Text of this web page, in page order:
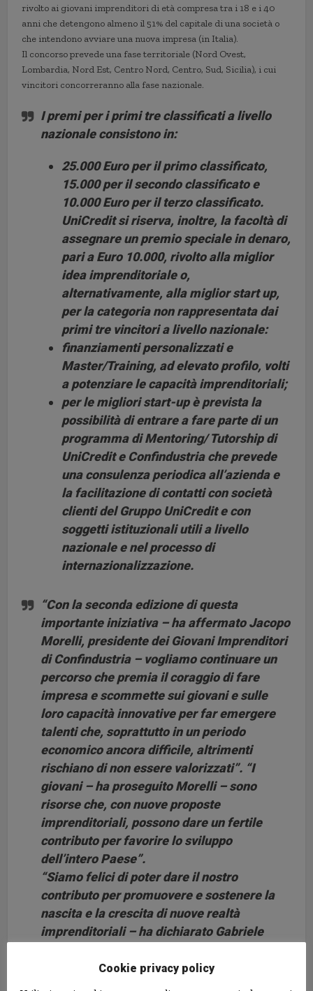
rivolto ai giovani imprenditori di età compresa tra i 18 e i 40
anni che detengono almeno il 51% del capitale di una società o
che intendono avviare una nuova impresa (in Italia).
Il concorso prevede una fase territoriale (Nord Ovest,
Lombardia, Nord Est, Centro Nord, Centro, Sud, Sicilia), i cui
vincitori concorreranno alla fase nazionale.
I premi per i primi tre classificati a livello
nazionale consistono in:
25.000Euro per il primo classificato,
15.000per il secondo classificato e
10.000Euro per il terzo classificato.
UniCredit si riserva, inoltre, la facoltà di
assegnare un premio speciale in denaro,
pari a Euro 10.000, rivolto alla miglior
idea imprenditoriale o,
alternativamente, alla miglior start up,
per la categoria non rappresentata dai
primi tre vincitori a livello nazionale:
finanziamenti personalizzatie
Master/Training, ad elevato profilo, volti
a potenziare le capacità imprenditoriali;
per le migliori start-up è prevista la
possibilità di entrare a fare parte di un
programma di Mentoring/ Tutorshipdi
UniCredit e Confindustria che prevede
una consulenza periodica all’azienda e
la facilitazione di contatti con società
clienti del Gruppo UniCredit e con
soggetti istituzionali utili a livello
nazionale e nel processo di
internazionalizzazione.
“Con la seconda edizione di questa
importante iniziativa – ha affermatoJacopo
Morelli, presidente dei Giovani Imprenditori
di Confindustria – vogliamo continuare un
percorso che premia il coraggio di fare
impresa e scommette sui giovani e sulle
loro capacità innovative per far emergere
talenti che, soprattutto in un periodo
economico ancora difficile, altrimenti
rischiano di non essere valorizzati”. “I
giovani – ha proseguito Morelli – sono
risorse che, con nuove proposte
imprenditoriali, possono dare un fertile
contributo per favorire lo sviluppo
dell’intero Paese”.
“Siamo felici di poter dare il nostro
contributo per promuovere e sostenere la
nascita e la crescita di nuove realtà
imprenditoriali – ha dichiarato Gabriele
– e per stimolare ricerca, sviluppo e
Cookie privacy policy